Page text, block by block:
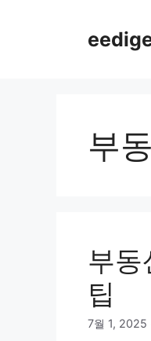
부
부동
팁
7월 1, 2025